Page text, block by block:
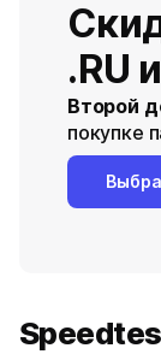
.RU
Второй
покупке